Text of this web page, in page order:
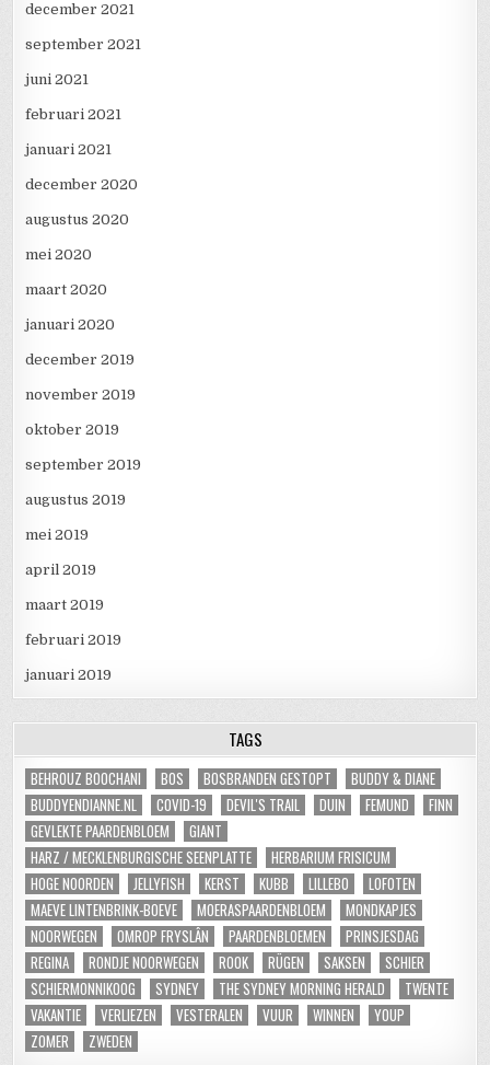
december 2021
september 2021
juni 2021
februari 2021
januari 2021
december 2020
augustus 2020
mei 2020
maart 2020
januari 2020
december 2019
november 2019
oktober 2019
september 2019
augustus 2019
mei 2019
april 2019
maart 2019
februari 2019
januari 2019
TAGS
BEHROUZ BOOCHANI BOS BOSBRANDEN GESTOPT
BUDDY & DIANE
BUDDYENDIANNE.NL
COVID-19 DEVIL'S TRAIL DUIN FEMUND
FINN
GEVLEKTE PAARDENBLOEM
GIANT
HARZ / MECKLENBURGISCHE SEENPLATTE
HERBARIUM FRISICUM
HOGE NOORDEN
JELLYFISH KERST KUBB LILLEBO
LOFOTEN
MAEVE LINTENBRINK-BOEVE
MOERASPAARDENBLOEM
MONDKAPJES
NOORWEGEN
OMROP FRYSLÂN PAARDENBLOEMEN
PRINSJESDAG
REGINA
RONDJE NOORWEGEN ROOK RÜGEN SAKSEN
SCHIER
SCHIERMONNIKOOG
SYDNEY THE SYDNEY MORNING HERALD
TWENTE
VAKANTIE
VERLIEZEN VESTERALEN VUUR WINNEN
YOUP
ZOMER
ZWEDEN